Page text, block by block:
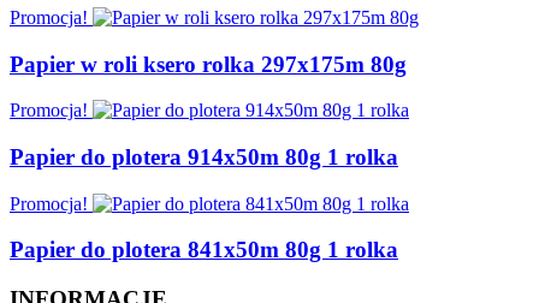
Promocja!
Papier w roli ksero rolka 297x175m 80g
Promocja!
Papier do plotera 914x50m 80g 1 rolka
Promocja!
Papier do plotera 841x50m 80g 1 rolka